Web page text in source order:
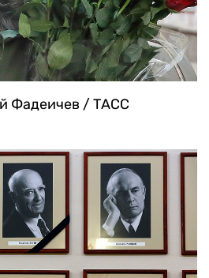
Фадеичев / ТАСС